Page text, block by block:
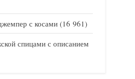
с косами (16 961)
спицами с описанием